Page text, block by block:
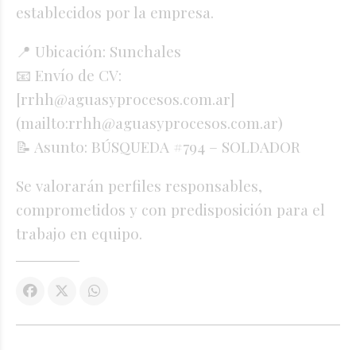
establecidos por la empresa.
📍 Ubicación: Sunchales
📧 Envío de CV:
[rrhh@aguasyprocesos.com.ar]
(mailto:rrhh@aguasyprocesos.com.ar)
📝 Asunto: BÚSQUEDA #794 – SOLDADOR
Se valorarán perfiles responsables,
comprometidos y con predisposición para el
trabajo en equipo.